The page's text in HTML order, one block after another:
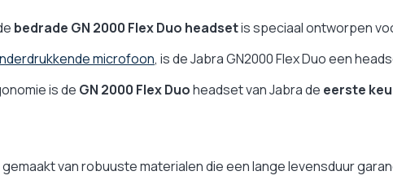
Van schuimrubber
Nee
Ja
bedrade GN 2000 Flex Duo headsetis speciaal ontworpen
microfoon, is de Jabra GN2000 Flex Duo een
is de GN 2000 Flex Duoheadset van Jabra de eerste
van robuuste materialen die een lange levensduur